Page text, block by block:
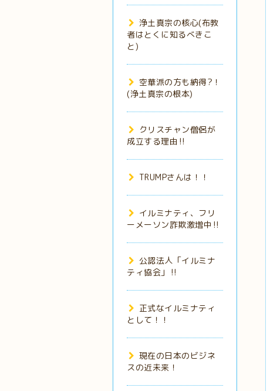
浄土真宗の核心(布教
者はとくに知るべきこ
と)
空華派の方も納得?！
(浄土真宗の根本)
クリスチャン僧侶が
成立する理由‼️
TRUMPさんは！！
イルミナティ、フリ
ーメーソン詐欺激増中‼️
公認法人「イルミナ
ティ協会」‼️
正式なイルミナティ
として！！
現在の日本のビジネ
スの近未来！